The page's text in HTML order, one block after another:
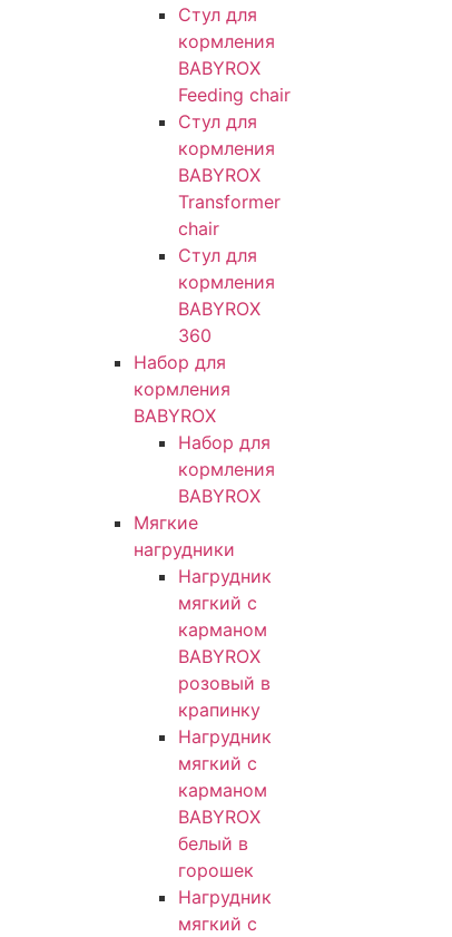
Стул для
кормления
BABYROX
Feeding chair
Стул для
кормления
BABYROX
Transformer
chair
Стул для
кормления
BABYROX
360
Набор для
кормления
BABYROX
Набор для
кормления
BABYROX
Мягкие
нагрудники
Нагрудник
мягкий с
карманом
BABYROX
розовый в
крапинку
Нагрудник
мягкий с
карманом
BABYROX
белый в
горошек
Нагрудник
мягкий с